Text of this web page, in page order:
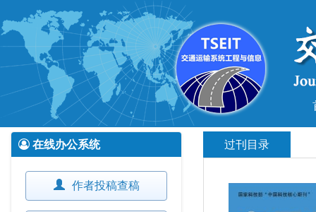
过刊目录
在线办公系统
作者投稿查稿